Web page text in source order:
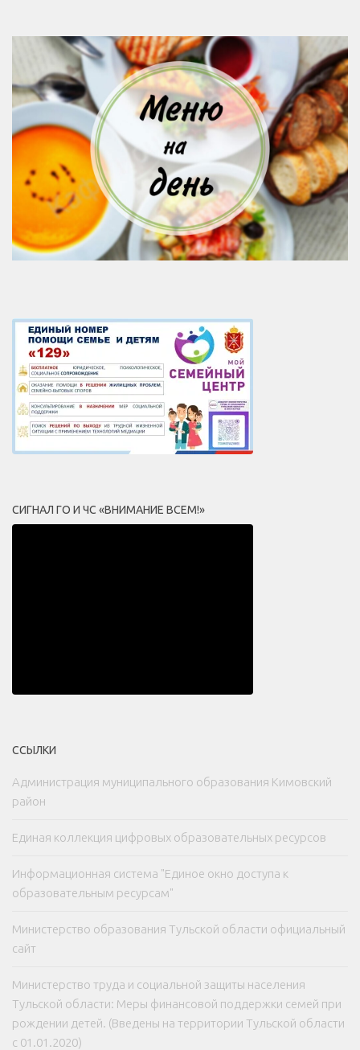
СИГНАЛ ГО И ЧС «ВНИМАНИЕ ВСЕМ!»
ССЫЛКИ
Администрация муниципального образования Кимовский
район
Единая коллекция цифровых образовательных ресурсов
Информационная система "Единое окно доступа к
образовательным ресурсам"
Министерство образования Тульской области официальный
сайт
Министерство труда и социальной защиты населения
Тульской области: Меры финансовой поддержки семей при
рождении детей. (Введены на территории Тульской области
с 01.01.2020)